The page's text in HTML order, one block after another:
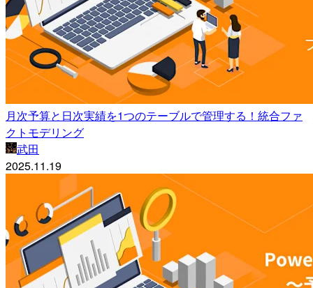
月次予算と日次実績を1つのテーブルで管理する！統合ファ
クトモデリング
武田
2025.11.19